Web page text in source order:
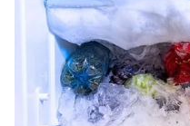
ದರ್ಶನ್‌ಗೆ ಮತ್ತಷ್ಟು ಸಂಕಷ್ಟ,
ಪ್ರದೋಷ್ ಬಳಿಕ ಕೋರ್ಟ್‌ಲ್ಲಿ
ಸತ್ಯ ಹೇಳಲು ಮುಂದಾದ ಕುಚುಕು
ದೋಸ್ತ್ ವಿನಯ್, ರವಿಶಂಕರ್!
LATEST VIDEOS